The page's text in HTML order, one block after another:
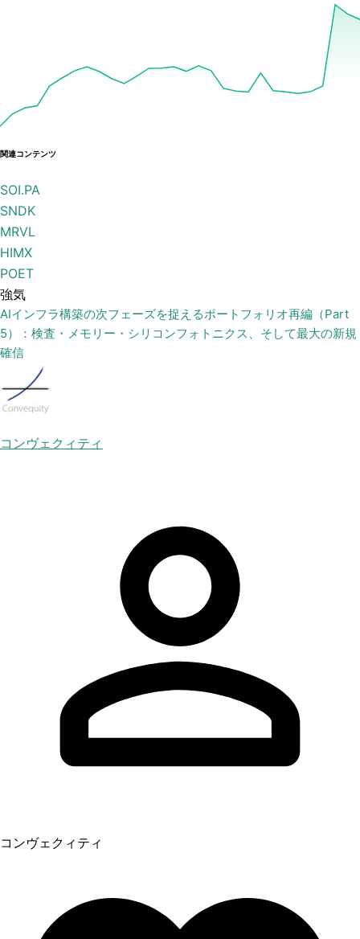
関連コンテンツ
SOI.PA
SNDK
MRVL
HIMX
POET
強気
AIインフラ構築の次フェーズを捉えるポートフォリオ再編（Part
5）：検査・メモリー・シリコンフォトニクス、そして最大の新規
確信
コンヴェクィティ
コンヴェクィティ